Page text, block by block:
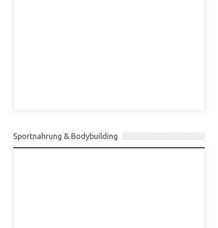
Sportnahrung & Bodybuilding